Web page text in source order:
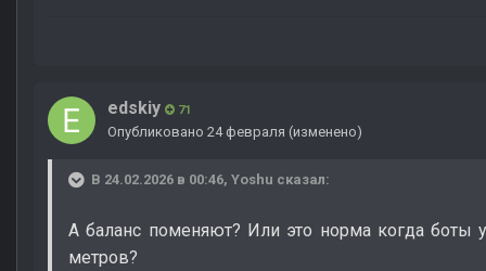
edskiy 71
Опубликовано 24 февраля (изменено)
В 24.02.2026 в 00:46, Yoshu сказал:
А баланс поменяют? Или это норма когда боты
метров?